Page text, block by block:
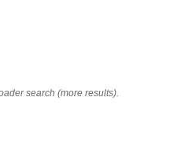
search (more results).